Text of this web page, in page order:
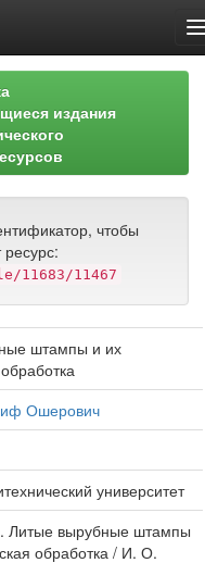
издания
чтобы
ресурс:
11467
штампы и их
Ошерович
университет
Литые вырубные штампы
обработка / И. О.